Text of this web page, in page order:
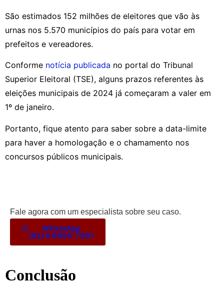
São estimados 152 milhões de eleitores que vão às
urnas nos 5.570 municípios do país para votar em
prefeitos e vereadores.
Conforme notícia publicada no portal do Tribunal
Superior Eleitoral (TSE), alguns prazos referentes às
eleições municipais de 2024 já começaram a valer em
1º de janeiro.
Portanto, fique atento para saber sobre a data-limite
para haver a homologação e o chamamento nos
concursos públicos municipais.
Fale agora com um especialista sobre seu caso.
WhatsApp
(62) 9 9656-7091
Conclusão